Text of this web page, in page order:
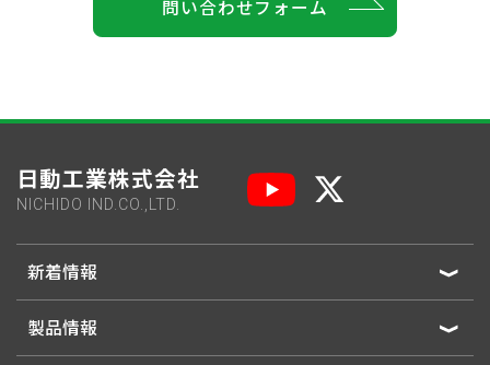
問い合わせフォーム
日動工業株式会社
NICHIDO IND.CO.,LTD.
新着情報
製品情報